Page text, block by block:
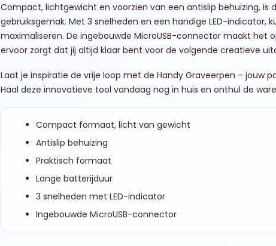
Compact, lichtgewicht en voorzien van een antislip behuizing,
gebruiksgemak. Met 3 snelheden en een handige LED-indicator,
maximaliseren. De ingebouwde MicroUSB-connector maakt
ervoor zorgt dat jij altijd klaar bent voor de volgende creatieve
Laat je inspiratie de vrije loop met de Handy Graveerpen – jouw
Haal deze innovatieve tool vandaag nog in huis en onthul de
Compact formaat, licht van gewicht
Antislip behuizing
Praktisch formaat
Lange batterijduur
3 snelheden met LED-indicator
Ingebouwde MicroUSB-connector